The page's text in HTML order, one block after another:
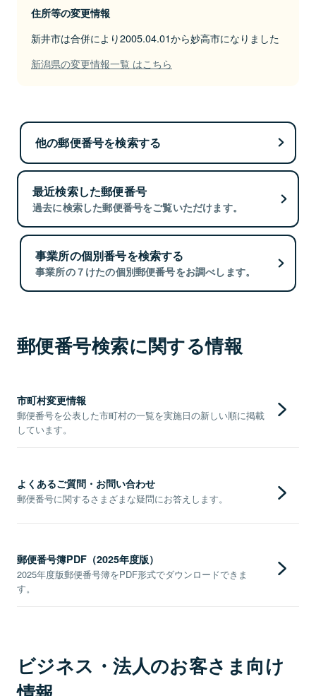
住所等の変更情報
新井市は合併により2005.04.01から妙高市になりました
新潟県の変更情報一覧 はこちら
他の郵便番号を検索する
最近検索した郵便番号
過去に検索した郵便番号をご覧いただけます。
事業所の個別番号を検索する
事業所の７けたの個別郵便番号をお調べします。
郵便番号検索に関する情報
市町村変更情報
郵便番号を公表した市町村の一覧を実施日の新しい順に掲載
しています。
よくあるご質問・お問い合わせ
郵便番号に関するさまざまな疑問にお答えします。
郵便番号簿PDF（2025年度版）
2025年度版郵便番号簿をPDF形式でダウンロードできま
す。
ビジネス・法人のお客さま向け